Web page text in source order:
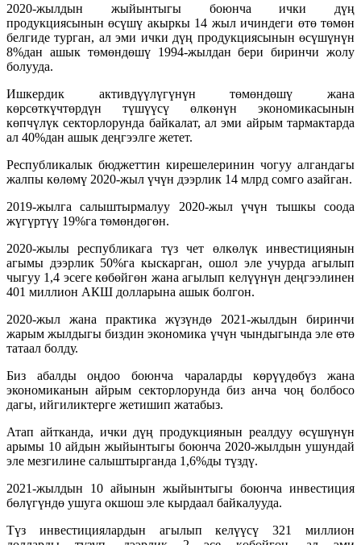
2020-жылдын жыйынтыгы боюнча ички дүң
продукциясынын өсүшү акыркы 14 жыл ичиндеги өтө төмөн
белгиде турган, ал эми ички дүң продукциясынын өсүшүнүн
8%дан ашык төмөндөшү 1994-жылдан бери биринчи жолу
болууда.
Ишкердик активдүүлүгүнүн төмөндөшү жана
көрсөткүчтөрдүн түшүүсү өлкөнүн экономикасынын
көпчүлүк секторлорунда байкалат, ал эми айрым тармактарда
ал 40%дан ашык деңгээлге жетет.
Республикалык бюджеттин кирешелеринин чогуу алгандагы
жалпы көлөмү 2020-жыл үчүн дээрлик 14 млрд сомго азайган.
2019-жылга салыштырмалуу 2020-жыл үчүн тышкы соода
жүгүртүү 19%га төмөндөгөн.
2020-жылы республикага түз чет өлкөлүк инвестициянын
агымы дээрлик 50%га кыскарган, ошол эле учурда агылып
чыгуу 1,4 эсеге көбөйгөн жана агылып келүүнүн деңгээлинен
401 миллион АКШ долларына ашык болгон.
2020-жыл жана практика жүзүндө 2021-жылдын биринчи
жарым жылдыгы биздин экономика үчүн чындыгында эле өтө
татаал болду.
Биз абалды оңдоо боюнча чараларды көрүүдөбүз жана
экономиканын айрым секторлорунда биз анча чоң болбосо
дагы, ийгиликтерге жетишип жатабыз.
Атап айтканда, ички дүң продукциянын реалдуу өсүшүнүн
арымы 10 айдын жыйынтыгы боюнча 2020-жылдын ушундай
эле мезгилине салыштырганда 1,6%ды түздү.
2021-жылдын 10 айынын жыйынтыгы боюнча инвестиция
бөлүгүндө ушуга окшош эле кырдаал байкалууда.
Түз инвестициялардын агылып келүүсү 321 миллион